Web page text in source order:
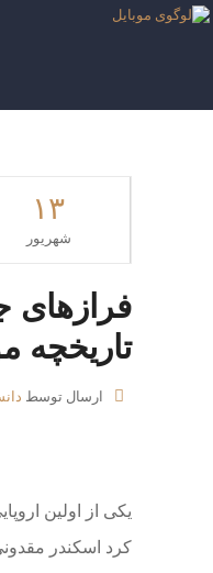
۱۳
شهریور
فرازهای
تاریخچه
ارسال توسط
یکی از اولین